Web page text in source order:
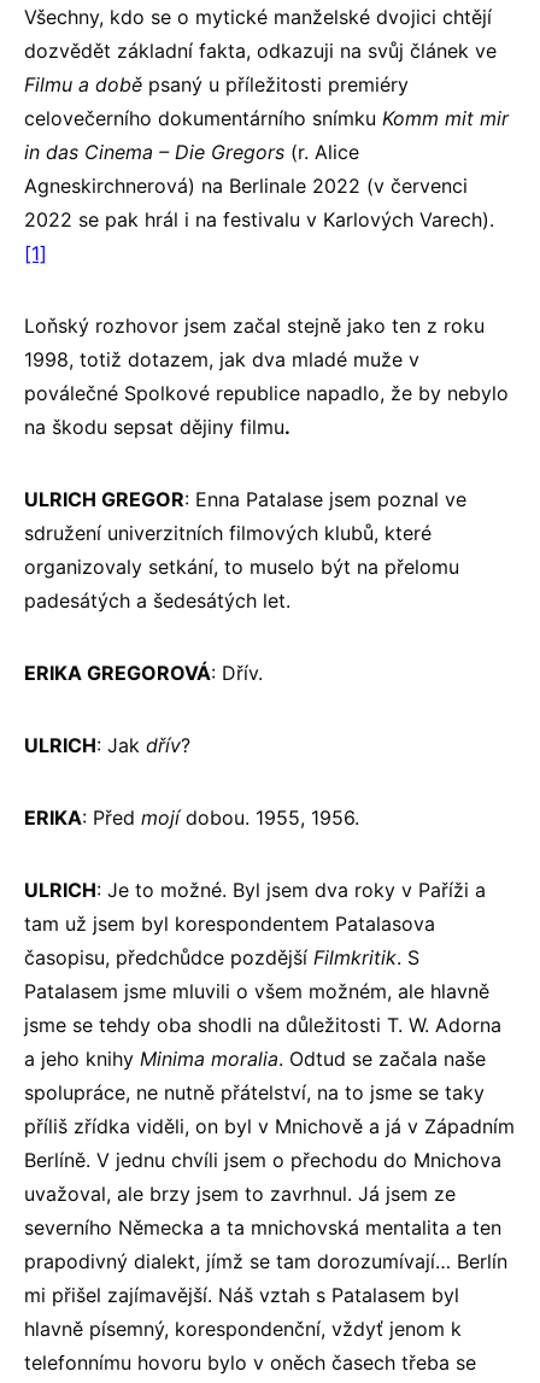
Všechny, kdo se o mytické manželské dvojici chtějí
dozvědět základní fakta, odkazuji na svůj článek ve
Filmu a době psaný u příležitosti premiéry
celovečerního dokumentárního snímku Komm mit mir
in das Cinema – Die Gregors (r. Alice
Agneskirchnerová) na Berlinale 2022 (v červenci
2022 se pak hrál i na festivalu v Karlových Varech).
[1]
Loňský rozhovor jsem začal stejně jako ten z roku
1998, totiž dotazem, jak dva mladé muže v
poválečné Spolkové republice napadlo, že by nebylo
na škodu sepsat dějiny filmu.
ULRICH GREGOR: Enna Patalase jsem poznal ve
sdružení univerzitních filmových klubů, které
organizovaly setkání, to muselo být na přelomu
padesátých a šedesátých let.
ERIKA GREGOROVÁ: Dřív.
ULRICH: Jak dřív?
ERIKA: Před mojídobou. 1955, 1956.
ULRICH: Je to možné. Byl jsem dva roky v Paříži a
tam už jsem byl korespondentem Patalasova
časopisu, předchůdce pozdější Filmkritik. S
Patalasem jsme mluvili o všem možném, ale hlavně
jsme se tehdy oba shodli na důležitosti T. W. Adorna
a jeho knihy Minima moralia. Odtud se začala naše
spolupráce, ne nutně přátelství, na to jsme se taky
příliš zřídka viděli, on byl v Mnichově a já v Západním
Berlíně. V jednu chvíli jsem o přechodu do Mnichova
uvažoval, ale brzy jsem to zavrhnul. Já jsem ze
severního Německa a ta mnichovská mentalita a ten
prapodivný dialekt, jímž se tam dorozumívají… Berlín
mi přišel zajímavější. Náš vztah s Patalasem byl
hlavně písemný, korespondenční, vždyť jenom k
telefonnímu hovoru bylo v oněch časech třeba se